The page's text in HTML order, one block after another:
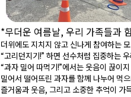
*무더운 여름날, 우리 가족들과
더위에도 지치지 않고 신나게 참여하는
“고리던지기!” 하면 선수처럼 집중하는
“과자 밀어 따먹기!”에서는 웃음이 끊이
밀어서 떨어뜨린 과자를 함께 나누어 먹
즐거움과 웃음, 그리고 소중한 추억이 가